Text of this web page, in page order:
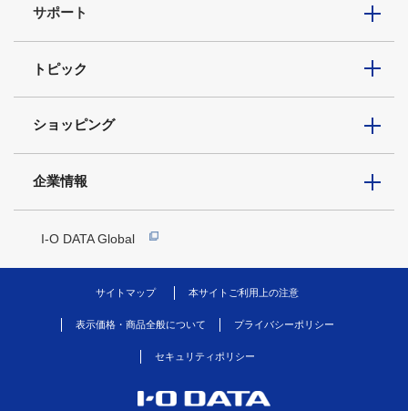
サポート
トピック
ショッピング
企業情報
I-O DATA Global
サイトマップ 本サイトご利用上の注意
表示価格・商品全般について プライバシーポリシー
セキュリティポリシー